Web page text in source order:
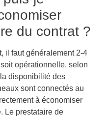
du contrat ?
il faut généralement 2-4
opérationnelle, selon
disponibilité des
sont connectés au
à économiser
Le prestataire de